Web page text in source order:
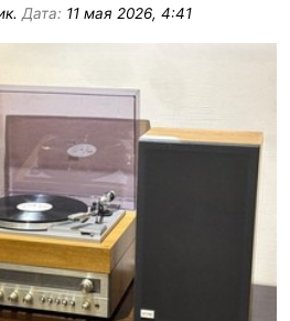
Дата: 11 мая 2026, 4:41